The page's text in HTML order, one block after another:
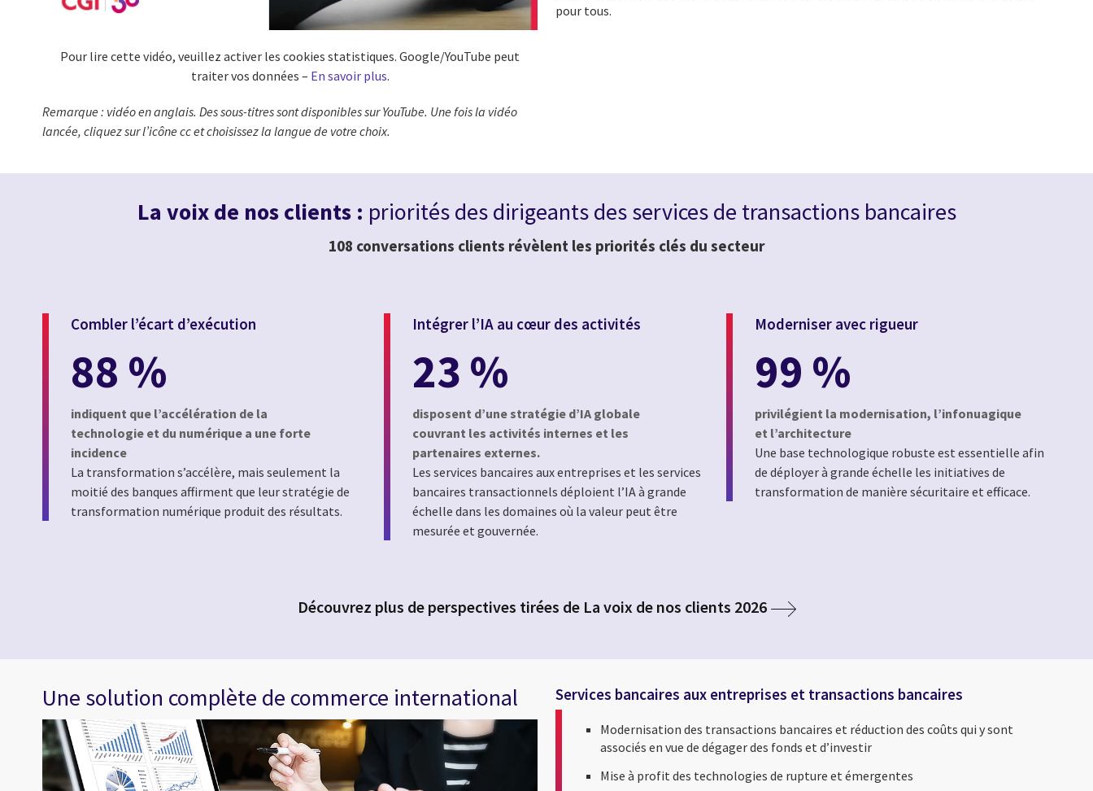
Pour lire cette vidéo, veuillez activer les cookies statistiques. Google/YouTube peut
traiter vos données – En savoir plus.
Remarque : vidéo en anglais. Des sous-titres sont disponibles sur YouTube. Une fois la vidéo
lancée, cliquez sur l’icône cc et choisissez la langue de votre choix.
pour tous.
La voix de nos clients : priorités des dirigeants des services de transactions bancaires
108 conversations clients révèlent les priorités clés du secteur
Combler l’écart d’exécution
88 %
indiquent que l’accélération de la
technologie et du numérique a une forte
incidence
La transformation s’accélère, mais seulement la
moitié des banques affirment que leur stratégie de
transformation numérique produit des résultats.
Intégrer l’IA au cœur des activités
23 %
disposent d’une stratégie d’IA globale
couvrant les activités internes et les
partenaires externes.
Les services bancaires aux entreprises et les services
bancaires transactionnels déploient l’IA à grande
échelle dans les domaines où la valeur peut être
mesurée et gouvernée.
Moderniser avec rigueur
99 %
privilégient la modernisation, l’infonuagique
et l’architecture
Une base technologique robuste est essentielle afin
de déployer à grande échelle les initiatives de
transformation de manière sécuritaire et efficace.
Découvrez plus de perspectives tirées de La voix de nos clients 2026
Une solution complète de commerce international Services bancaires aux entreprises et transactions bancaires
Modernisation des transactions bancaires et réduction des coûts qui y sont
associés en vue de dégager des fonds et d’investir
Mise à profit des technologies de rupture et émergentes